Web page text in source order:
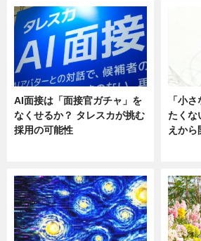
AI面接は「面接官ガチャ」を
なくせるか？ タレスカが挑む
採用の可能性
「小
たく
えか